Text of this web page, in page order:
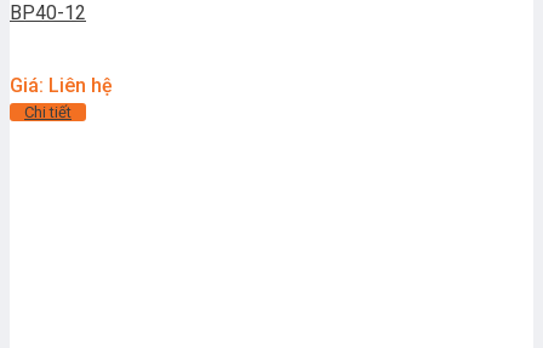
BP40-12
Giá: Liên hệ
Chi tiết